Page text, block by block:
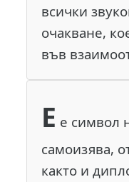
всички
очакване,
във
Е е символ
самоизява,
както и